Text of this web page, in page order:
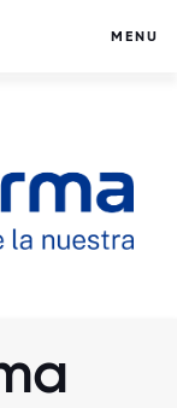
MENU